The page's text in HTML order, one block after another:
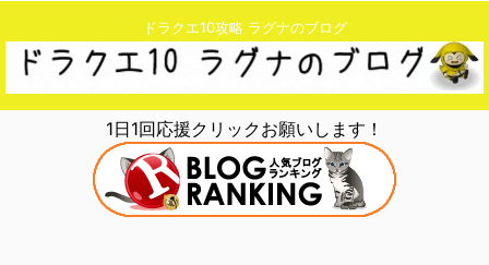
ドラクエ10攻略 ラグナのブログ
1日1回応援クリックお願いします！